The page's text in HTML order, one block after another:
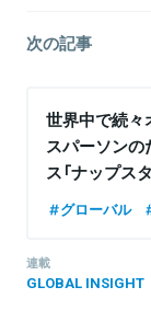
次の記事
世界中で続々
スパーソン
ス「ナップス
グローバル
連載
GLOBAL INSIGHT